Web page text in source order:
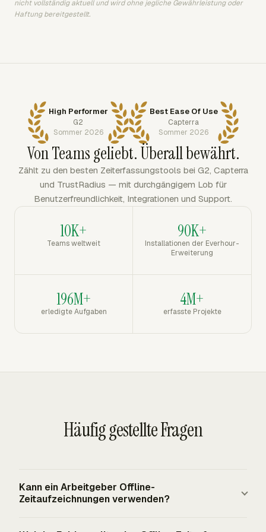
nicht vollständig aktuell und wird ohne jegliche Gewährleistung oder
Haftung bereitgestellt.
High Performer
G2
Sommer 2026
Best Ease Of Use
Capterra
Sommer 2026
Von Teams geliebt. Überall bewährt.
Zählt zu den besten Zeiterfassungstools bei G2, Capterra
und TrustRadius — mit durchgängigem Lob für
Benutzerfreundlichkeit, Integrationen und Support.
10K+
Teams weltweit
90K+
Installationen der Everhour-
Erweiterung
196M+
erledigte Aufgaben
4M+
erfasste Projekte
Häufig gestellte Fragen
Kann ein Arbeitgeber Offline-
Zeitaufzeichnungen verwenden?